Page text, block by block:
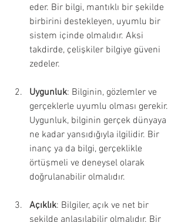
eder. Bir bilgi, mantıklı bir şekilde
birbirini destekleyen, uyumlu bir
sistem içinde olmalıdır. Aksi
takdirde, çelişkiler bilgiye güveni
zedeler.
Uygunluk: Bilginin, gözlemler ve
gerçeklerle uyumlu olması gerekir.
Uygunluk, bilginin gerçek dünyaya
ne kadar yansıdığıyla ilgilidir. Bir
inanç ya da bilgi, gerçeklikle
örtüşmeli ve deneysel olarak
doğrulanabilir olmalıdır.
Açıklık: Bilgiler, açık ve net bir
şekilde anlaşılabilir olmalıdır. Bir